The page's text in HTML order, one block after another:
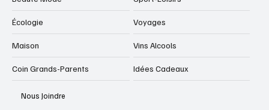
Écologie
Maison
Coin Grands-Parents
Voyages
Vins Alcools
Idées Cadeaux
Nous Joindre